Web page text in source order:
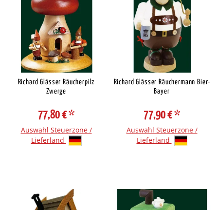
Richard Glässer Räucherpilz
Zwerge
77,80 €*
Auswahl Steuerzone /
Lieferland
Richard Glässer Räuchermann Bier-
Bayer
77,90 €*
Auswahl Steuerzone /
Lieferland